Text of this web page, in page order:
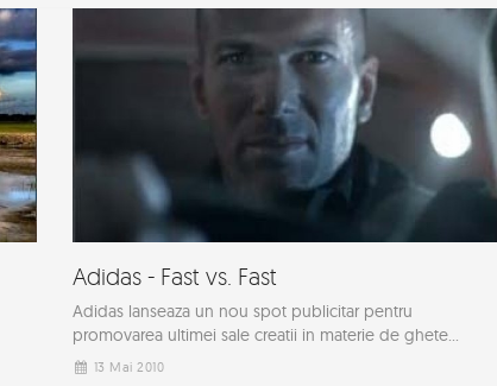
Adidas - Fast vs. Fast
Adidas lanseaza un nou spot publicitar pentru
promovarea ultimei sale creatii in materie de ghete...
13 Mai 2010